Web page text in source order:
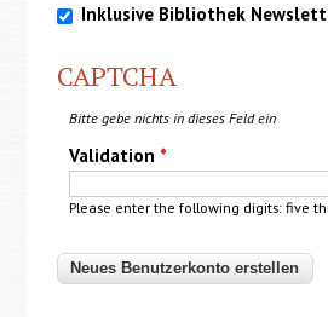
Inklusive Bibliothek
CAPTCHA
Bitte gebe nichts in dieses Feld ein
Validation *
Please enter the following digits: five